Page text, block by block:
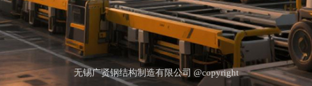
无锡广贤钢结构制造有限公司 @copyright